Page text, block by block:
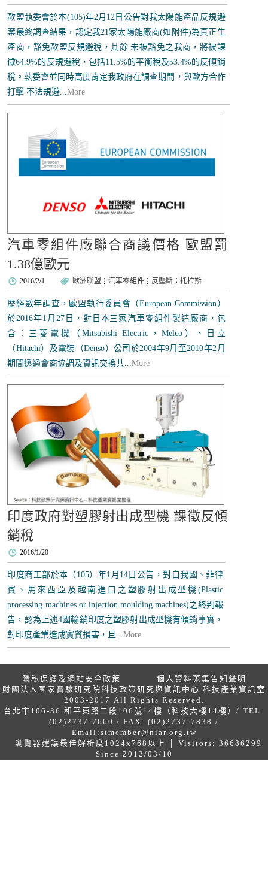
歐盟執委會於本(105)年2月12日公告對我太陽能產品反規避
案最終調查結果，認定我21家太陽能廠商(如附件)為真正生
產商，豁免歐盟反規避稅，其餘 未被豁免之我商，將被課
徵64.9%的反規避稅，包括11.5%的平衡稅及53.4%的反傾銷
稅。執委會並同時高度肯定我政府在調查期間，與歐方合作
打擊 不法規避...More
汽車零組件廠聯合商議價格 歐盟罰
1.38億歐元
2016/2/1 歐洲聯盟 ；汽車零組件 ； 反壟斷 ；托拉斯
歷經數年調查，歐盟執行委員會（European Commission）
於2016年1月27日，對日本三家汽車零組件製造廠商，包
含：三菱電機（Mitsubishi Electric，Melco）、日立
（Hitachi）及電裝（Denso）公司於2004年9月至2010年2月
期間透過會商協調及資訊交換共...More
印度政府對塑膠射出成型機 課徵反傾
銷稅
2016/1/20
印度商工部於本（105）年1月14日公告，對自我國、菲律
賓、馬來西亞及越南進口之塑膠射出成型機(Plastic
processing machines or injection moulding machines)之終判報
告，認為上述4國輸銷印度之塑膠射出成型機有傾銷事實，
對印度產業造成實質損害，且...More
隱私保護及網站安全政策
個人資料蒐集告知聲明
財團法人國家實驗研究院科技政策研究與資訊中心 科技產業資訊室
2003-2017 All Rights Reserved.
台北市106-36 和平東路二段106號14樓（科技大樓14樓）/ TEL:
(02)2737-7660 / FAX: (02)2737-7838 /
Email: stmember@niar.org.tw
瀏覽器建議最佳解析度1024x768以上 │ Visitors: 36686299
Since 2012/03/10